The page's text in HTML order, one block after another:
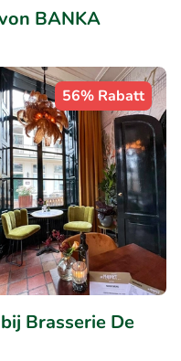
BANKA
56% Rabatt
Brasserie De